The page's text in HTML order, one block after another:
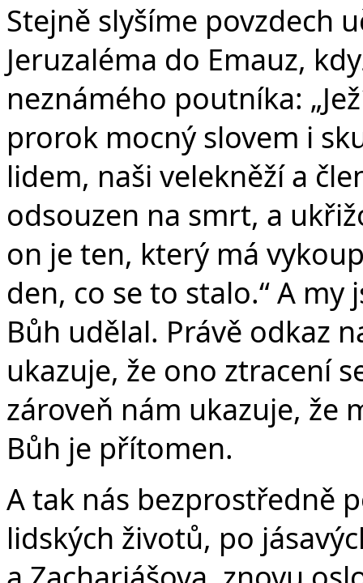
Stejně slyšíme povzdech
Jeruzaléma do Emauz,
neznámého poutníka:
prorok mocný slovem i
lidem, naši velekněží a
odsouzen na smrt, a
on je ten, který má
den, co se to stalo.“ A
Bůh udělal. Právě odkaz
ukazuje, že ono ztracení
zároveň nám ukazuje, že
Bůh je přítomen.
A tak nás bezprostředně
lidských životů, po